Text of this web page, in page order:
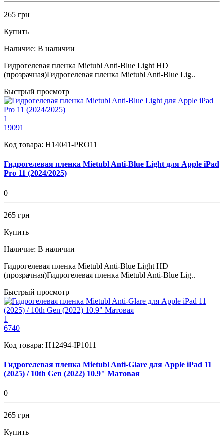
265 грн
Купить
Наличие: В наличии
Гидрогелевая пленка Mietubl Anti-Blue Light HD
(прозрачная)Гидрогелевая пленка Mietubl Anti-Blue Lig..
Быстрый просмотр
1
19091
Код товара: H14041-PRO11
Гидрогелевая пленка Mietubl Anti-Blue Light для Apple iPad
Pro 11 (2024/2025)
0
265 грн
Купить
Наличие: В наличии
Гидрогелевая пленка Mietubl Anti-Blue Light HD
(прозрачная)Гидрогелевая пленка Mietubl Anti-Blue Lig..
Быстрый просмотр
1
6740
Код товара: H12494-IP1011
Гидрогелевая пленка Mietubl Anti-Glare для Apple iPad 11
(2025) / 10th Gen (2022) 10.9" Матовая
0
265 грн
Купить